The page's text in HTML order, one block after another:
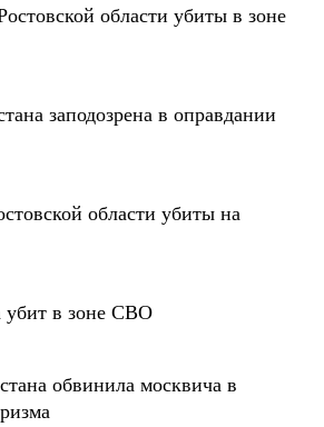
области убиты в зоне
заподозрена в оправдании
области убиты на
убит в зоне СВО
обвинила москвича в